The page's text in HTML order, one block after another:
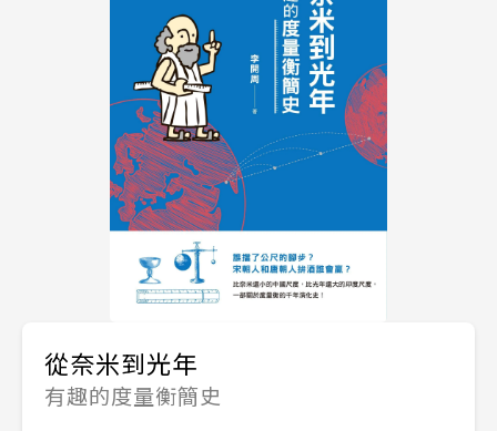
從奈米到光年
有趣的度量衡簡史